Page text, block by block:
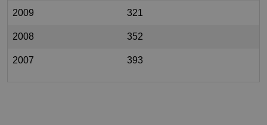
2009 321
2008 352
2007 393